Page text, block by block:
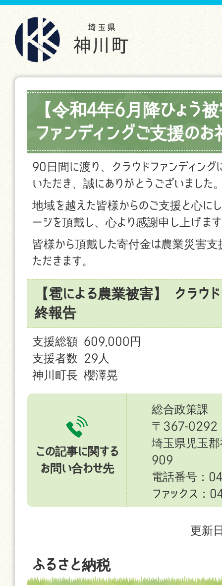
【令和4年6月降ひょう
ファンディングご支援の
90日間に渡り、クラウドファンディング
いただき、誠にありがとうございました
地域を越えた皆様からのご支援と心に
ージを頂戴し、心より感謝申し上げま
皆様から頂戴した寄付金は農業災害支
ただきます。
【雹による農業被害】 クラウ
終報告
支援総額 609,000円
支援者数 29人
神川町長 櫻澤晃
この記事に関する
お問い合わせ先
総合政策課
〒367-0292
埼玉県児玉
909
電話番号：
ファックス：
更新
ふるさと納税